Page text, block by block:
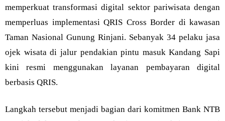
memperkuat transformasi digital sektor pariwisata dengan
memperluas implementasi QRIS Cross Border di kawasan
Taman Nasional Gunung Rinjani. Sebanyak 34 pelaku jasa
ojek wisata di jalur pendakian pintu masuk Kandang Sapi
kini resmi menggunakan layanan pembayaran digital
berbasis QRIS.
Langkah tersebut menjadi bagian dari komitmen Bank NTB